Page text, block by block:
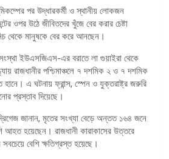
পর উদ্ধারকর্মী ও স্থানীয় লোকজন
ওপর উঠে জীবিতদের খুঁজে বের করার চেষ্টা
থেকে মানুষকে বের করে আনছেন।
সংস্থা ইউএসজিএস-এর বরাতে লা গুয়াইরা থেকে
রাজধানীর পশ্চিমাঞ্চলে ৭ দশমিক ২ ও ৭ দশমিক
এ ঘটনায় ফ্রান্স, স্পেন ও যুক্তরাষ্ট্র জরুরি
প্রস্তাব দিয়েছে।
জানান, মৃতের সংখ্যা বেড়ে অন্তত ১৬৪ জনে
আহত হয়েছেন। রাজধানী কারাকাসের উত্তরে
বেশি ক্ষতিগ্রস্ত হয়েছে।